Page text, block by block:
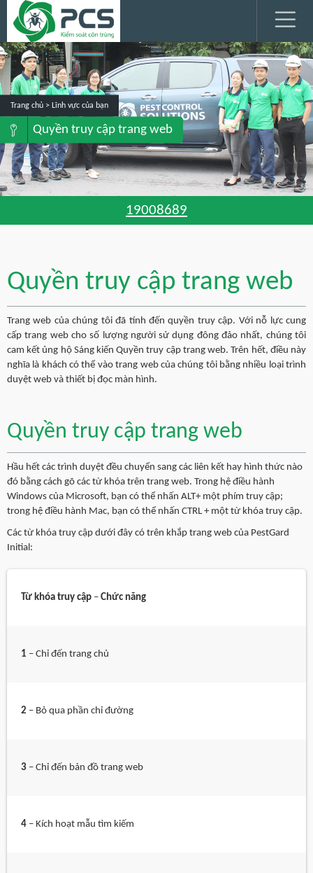
Trang chủ > Lĩnh vực của bạn
Quyền truy cập trang web
19008689
Quyền truy cập trang web
Trang web của chúng tôi đã tính đến quyền truy cập. Với nỗ lực cung
cấp trang web cho số lượng người sử dụng đông đảo nhất, chúng tôi
cam kết ủng hộ Sáng kiến Quyền truy cập trang web. Trên hết, điều này
nghĩa là khách có thể vào trang web của chúng tôi bằng nhiều loại trình
duyệt web và thiết bị đọc màn hình.
Quyền truy cập trang web
Hầu hết các trình duyệt đều chuyển sang các liên kết hay hình thức nào
đó bằng cách gõ các từ khóa trên trang web. Trong hệ điều hành
Windows của Microsoft, bạn có thể nhấn ALT+ một phím truy cập;
trong hệ điều hành Mac, bạn có thể nhấn CTRL + một từ khóa truy cập.
Các từ khóa truy cập dưới đây có trên khắp trang web của PestGard
Initial:
Từ khóa truy cập – Chức năng
1 – Chỉ đến trang chủ
2 – Bỏ qua phần chỉ đường
3 – Chỉ đến bản đồ trang web
4 – Kích hoạt mẫu tìm kiếm